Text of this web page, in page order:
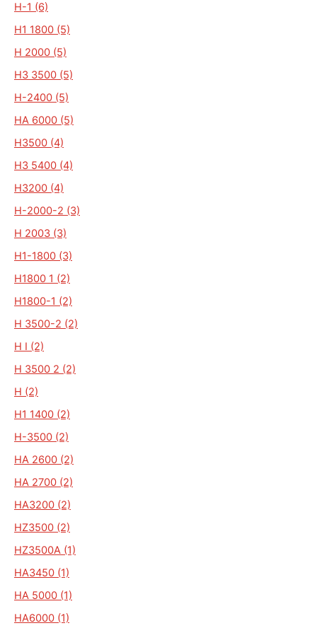
H-1 (6)
H1 1800 (5)
H 2000 (5)
H3 3500 (5)
H-2400 (5)
HA 6000 (5)
H3500 (4)
H3 5400 (4)
H3200 (4)
H-2000-2 (3)
H 2003 (3)
H1-1800 (3)
H1800 1 (2)
H1800-1 (2)
H 3500-2 (2)
H I (2)
H 3500 2 (2)
H (2)
H1 1400 (2)
H-3500 (2)
HA 2600 (2)
HA 2700 (2)
HA3200 (2)
HZ3500 (2)
HZ3500A (1)
HA3450 (1)
HA 5000 (1)
HA6000 (1)